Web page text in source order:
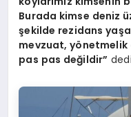
Burada kimse deniz
şekilde rezidans
mevzuat, yönetmelik
pas pas değildir”